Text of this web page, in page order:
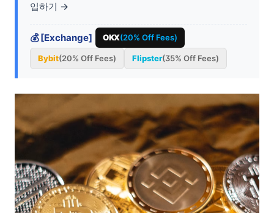
입하기 →
💰 [Exchange] OKX(20% Off Fees)
Bybit(20% Off Fees) Flipster(35% Off Fees)